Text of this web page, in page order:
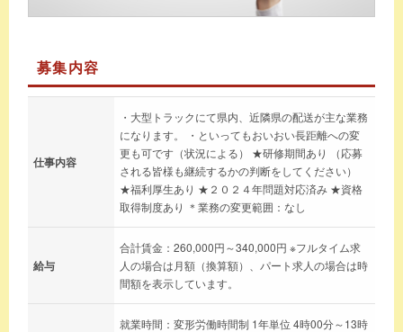
募集内容
仕事内容
・大型トラックにて県内、近隣県の配送が主な業務
になります。 ・といってもおいおい長距離への変
更も可です（状況による） ★研修期間あり （応募
される皆様も継続するかの判断をしてください）
★福利厚生あり ★２０２４年問題対応済み ★資格
取得制度あり ＊業務の変更範囲：なし
給与
合計賃金：260,000円～340,000円 ※フルタイム求
人の場合は月額（換算額）、パート求人の場合は時
間額を表示しています。
就業時間：変形労働時間制 1年単位 4時00分～13時